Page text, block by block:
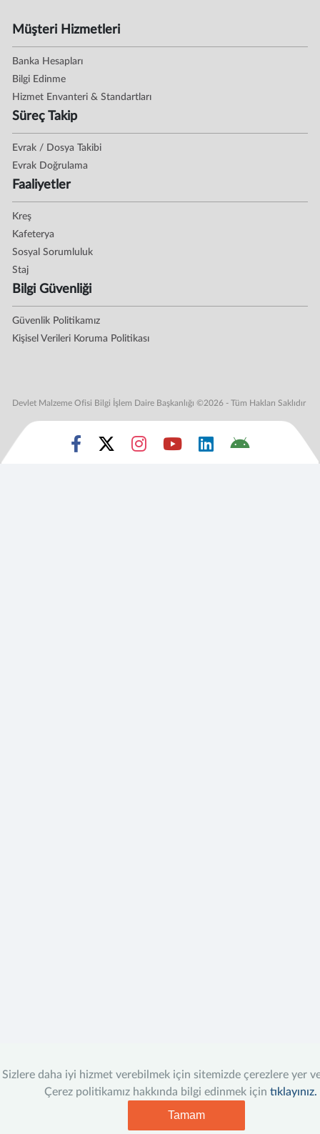
Sizlere daha iyi hizmet verebilmek için sitemizde çerezlere yer
Çerez politikamız hakkında bilgi edinmek için tıklayınız.
Tamam
Müşteri Hizmetleri
Banka Hesapları
Bilgi Edinme
Hizmet Envanteri & Standartları
Süreç Takip
Evrak / Dosya Takibi
Evrak Doğrulama
Faaliyetler
Kreş
Kafeterya
Sosyal Sorumluluk
Staj
Bilgi Güvenliği
Güvenlik Politikamız
Kişisel Verileri Koruma Politikası
Devlet Malzeme Ofisi Bilgi İşlem Daire Başkanlığı ©2026 - Tüm Hakları Saklıdır